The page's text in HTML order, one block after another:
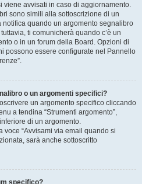
viene avvisati in caso di aggiornamento.
sono simili alla sottoscrizione di un
quando un argomento segnalibro
ti comunicherà quando c’è un
o in un forum della Board. Opzioni di
possono essere configurate nel Pannello
o un argomenti specifici?
un argomento specifico cliccando
a tendina “Strumenti argomento”,
di un argomento.
voce “Avvisami via email quando si
sarà anche sottoscritto
specifico?